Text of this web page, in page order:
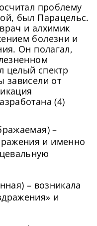
проблему
был Парацельс.
и алхимик
болезни и
Он полагал,
целый спектр
зависели от
(4)
–
и именно
– возникала
и